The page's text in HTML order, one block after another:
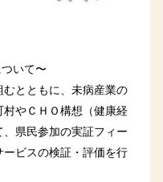
いて〜
とともに、未病産業の
やＣＨＯ構想（健康経
県民参加の実証フィー
ビスの検証・評価を行